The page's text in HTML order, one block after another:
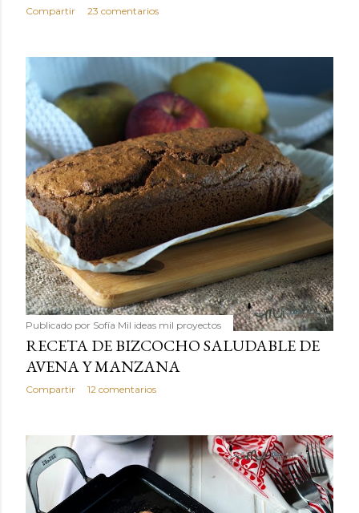
Compartir 23 comentarios
Publicado por Sofía Mil ideas mil proyectos
RECETA DE BIZCOCHO SALUDABLE DE
AVENA Y MANZANA
Compartir 12 comentarios